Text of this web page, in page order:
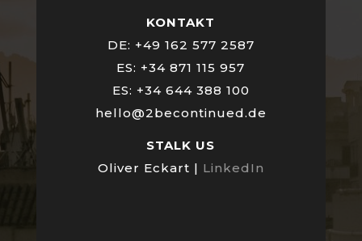
KONTAKT
DE: +49 162 577 2587
ES: +34 871 115 957
ES: +34 644 388 100
hello@2becontinued.de
STALK US
Oliver Eckart | LinkedIn